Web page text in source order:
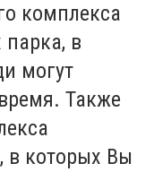
комплекса
в
могут
Также
в которых Вы